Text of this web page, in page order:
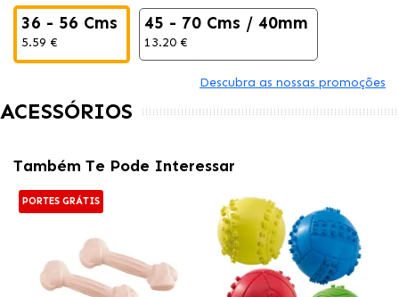
36 - 56 Cms
5.59 €
45 - 70 Cms / 40mm
13.20 €
Descubra as nossas promoções
ACESSÓRIOS
Também Te Pode Interessar
PORTES GRÁTIS